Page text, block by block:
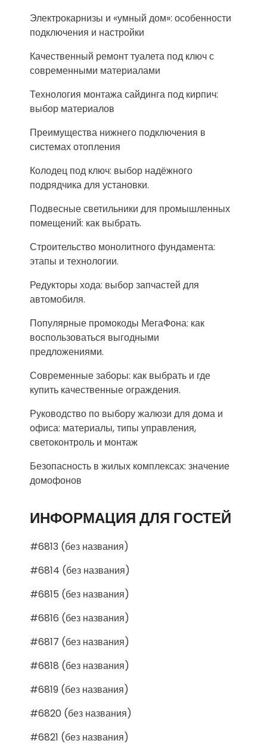
Электрокарнизы и «умный дом»: особенности
подключения и настройки
Качественный ремонт туалета под ключ с
современными материалами
Технология монтажа сайдинга под кирпич:
выбор материалов
Преимущества нижнего подключения в
системах отопления
Колодец под ключ: выбор надёжного
подрядчика для установки.
Подвесные светильники для промышленных
помещений: как выбрать.
Строительство монолитного фундамента:
этапы и технологии.
Редукторы хода: выбор запчастей для
автомобиля.
Популярные промокоды МегаФона: как
воспользоваться выгодными
предложениями.
Современные заборы: как выбрать и где
купить качественные ограждения.
Руководство по выбору жалюзи для дома и
офиса: материалы, типы управления,
светоконтроль и монтаж
Безопасность в жилых комплексах: значение
домофонов
ИНФОРМАЦИЯ ДЛЯ ГОСТЕЙ
#6813 (без названия)
#6814 (без названия)
#6815 (без названия)
#6816 (без названия)
#6817 (без названия)
#6818 (без названия)
#6819 (без названия)
#6820 (без названия)
#6821 (без названия)